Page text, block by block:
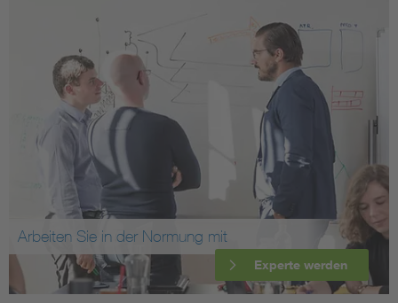
Arbeiten Sie in der Normung mit
Experte werden